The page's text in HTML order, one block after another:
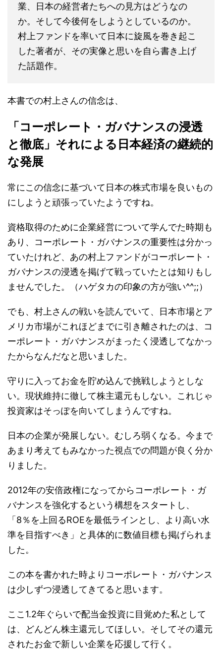
業、日本の経営者たちへの見方はどうなの
か。そして今後何をしようとしているのか。
村上ファンドを率いて日本に旋風を巻き起こ
した著者が、その実像と思いを自ら書き上げ
た話題作。
本書での村上さんの信念は、
「コーポレート・ガバナンスの浸透
と徹底」それによる日本経済の継続的
な発展
常にこの信念に基づいて日本の株式市場を良いもの
にしようと頑張っていたようですね。
資格取得のために企業経営について学んでた時期も
あり、コーポレート・ガバナンスの重要性は分かっ
ていたけれど、あの村上ファンドがコーポレート・
ガバナンスの浸透を掲げて戦っていたとは知りもし
ませんでした。（ハゲタカの印象の方が強い^^;;）
でも、村上さんの戦いを読んでいて、日本市場とア
メリカ市場がこれほどまでに引き離されたのは、コ
ーポレート・ガバナンスがまったく浸透してなかっ
たからなんだなと思いました。
守りに入ってお金を貯め込んで挑戦しようとしな
い。現状維持に徹して株主還元もしない。これじゃ
投資家はそっぽを向いてしまうんですね。
日本の企業が発展しない。むしろ弱くなる。今まで
あまり考えてもみなかった視点での問題が良く分か
りました。
2012年の安倍政権になってからコーポレート・ガ
バナンスを強化するという構想をスタートし、
「8％を上回るROEを最低ラインとし、より高い水
準を目指すべき」と具体的に数値目標も掲げられま
した。
この本を書かれた時よりコーポレート・ガバナンス
は少しずつ浸透してきてると思います。
ここ1.2年ぐらいで配当金投資に目覚めた私として
は、どんどん株主還元してほしい。そしてその還元
されたお金で新しい企業を応援して行く。